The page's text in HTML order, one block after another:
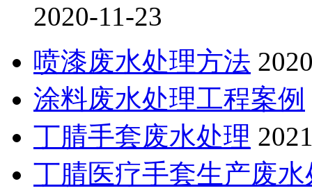
2020-11-23
喷漆废水处理方法
涂料废水处理工程案例
丁腈手套废水处理
丁腈医疗手套生产废水